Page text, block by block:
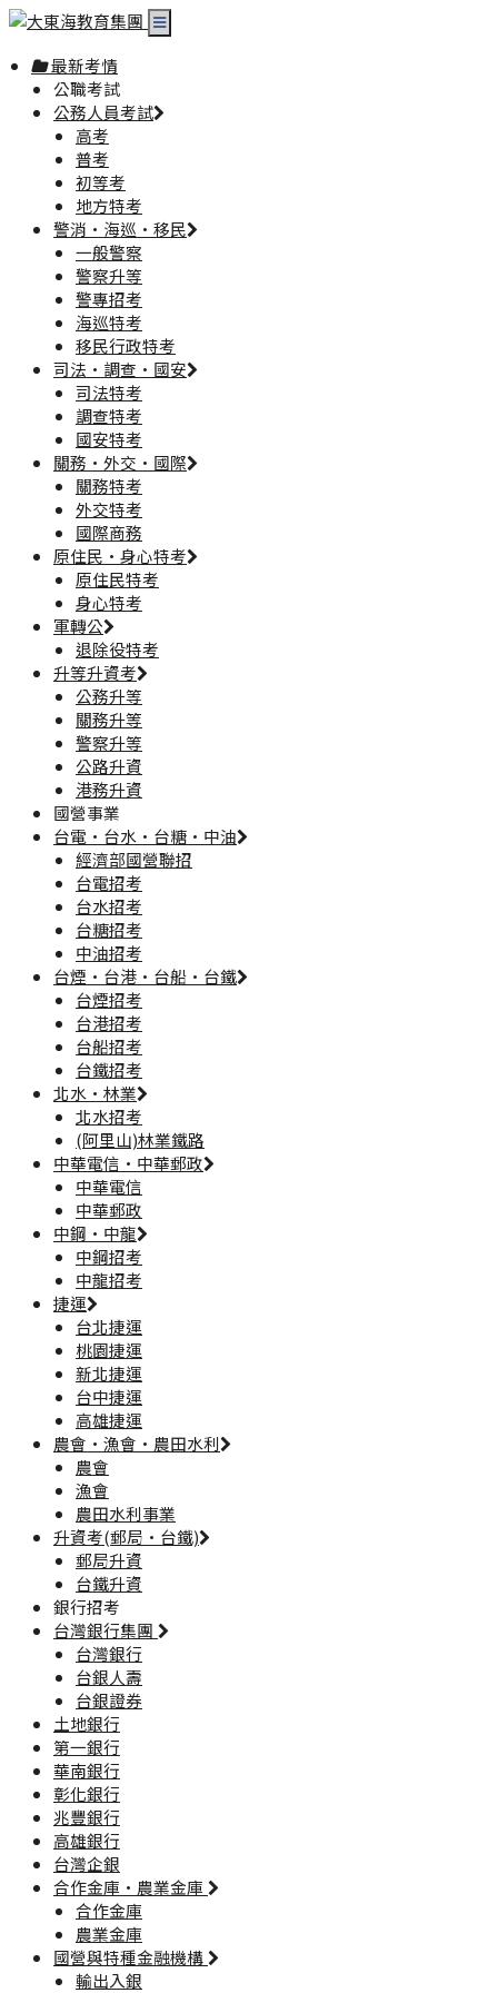
最新考情
公職考試
公務人員考試
高考
普考
初等考
地方特考
警消·海巡·移民
一般警察
警察升等
警專招考
海巡特考
移民行政特考
司法·調查·國安
司法特考
調查特考
國安特考
關務·外交·國際
關務特考
外交特考
國際商務
原住民·身心特考
原住民特考
身心特考
軍轉公
退除役特考
升等升資考
公務升等
關務升等
警察升等
公路升資
港務升資
國營事業
台電·台水·台糖·中油
經濟部國營聯招
台電招考
台水招考
台糖招考
中油招考
台煙·台港·台船·台鐵
台煙招考
台港招考
台船招考
台鐵招考
北水·林業
北水招考
(阿里山)林業鐵路
中華電信·中華郵政
中華電信
中華郵政
中鋼·中龍
中鋼招考
中龍招考
捷運
台北捷運
桃園捷運
新北捷運
台中捷運
高雄捷運
農會·漁會·農田水利
農會
漁會
農田水利事業
升資考(郵局·台鐵)
郵局升資
台鐵升資
銀行招考
台灣銀行集團
台灣銀行
台銀人壽
台銀證券
土地銀行
第一銀行
華南銀行
彰化銀行
兆豐銀行
高雄銀行
台灣企銀
合作金庫·農業金庫
合作金庫
農業金庫
國營與特種金融機構
輸出入銀